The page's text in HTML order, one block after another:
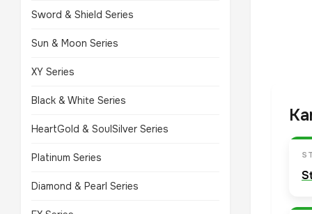
Sword & Shield Series
Sun & Moon Series
XY Series
Black & White Series
HeartGold & SoulSilver Series
Platinum Series
Diamond & Pearl Series